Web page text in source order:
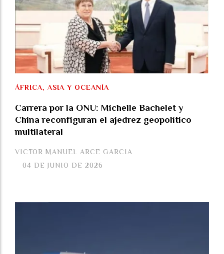
Carrera por la ONU: Michelle Bachelet y
China reconfiguran el ajedrez geopolítico
multilateral
VICTOR MANUEL ARCE GARCIA
ÁFRICA, ASIA Y OCEANÍA
04 DE JUNIO DE 2026